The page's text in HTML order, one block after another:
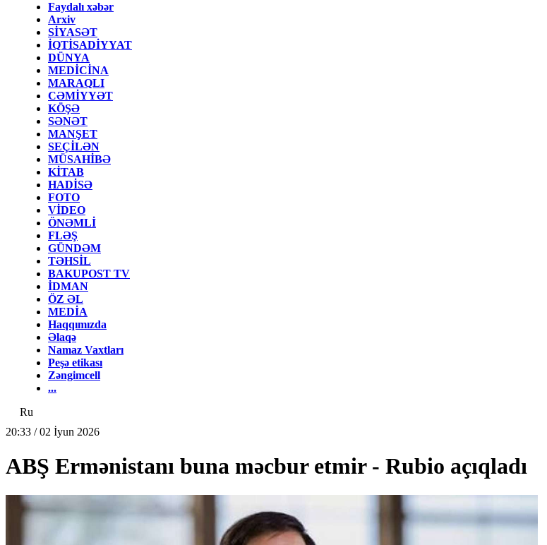
Faydalı xəbər
Arxiv
SİYASƏT
İQTİSADİYYAT
DÜNYA
MEDİCİNA
MARAQLI
CƏMİYYƏT
KÖŞƏ
SƏNƏT
MANŞET
SEÇİLƏN
MÜSAHİBƏ
KİTAB
HADİSƏ
FOTO
VİDEO
ÖNƏMLİ
FLƏŞ
GÜNDƏM
TƏHSİL
BAKUPOST TV
İDMAN
ÖZ ƏL
MEDİA
Haqqımızda
Əlaqə
Namaz Vaxtları
Peşə etikası
Zəngimcell
...
Ru
20:33 / 02 İyun 2026
ABŞ Ermənistanı buna məcbur etmir - Rubio açıqladı